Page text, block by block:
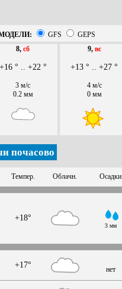
GFS
GEPS
8, сб
+16 ° .. +22 °
3 м/с
0.2 мм
9, вс
+13 ° .. +27 °
4 м/с
0 мм
почасово
Темпер. Облачн. Осадки
+18°
3 мм
+17° нет